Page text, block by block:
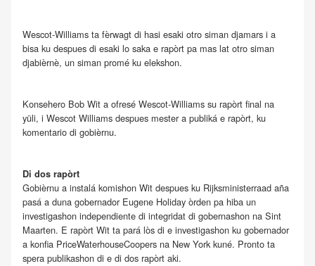
Wescot-Williams ta fèrwagt di hasi esaki otro siman djamars i a
bisa ku despues di esaki lo saka e rapòrt pa mas lat otro siman
djabièrnè, un siman promé ku elekshon.
Konsehero Bob Wit a ofresé Wescot-Williams su rapòrt final na
yüli, i Wescot Williams despues mester a publiká e rapòrt, ku
komentario di gobièrnu.
Di dos rapòrt
Gobièrnu a instalá komishon Wit despues ku Rijksministerraad aña
pasá a duna gobernador Eugene Holiday òrden pa hiba un
investigashon independiente di integridat di gobernashon na Sint
Maarten. E rapòrt Wit ta pará lòs di e investigashon ku gobernador
a konfia PriceWaterhouseCoopers na New York kuné. Pronto ta
spera publikashon di e di dos rapòrt aki.